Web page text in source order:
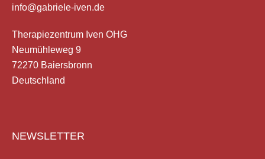
info@gabriele-iven.de
Therapiezentrum Iven OHG
Neumühleweg 9
72270 Baiersbronn
Deutschland
NEWSLETTER